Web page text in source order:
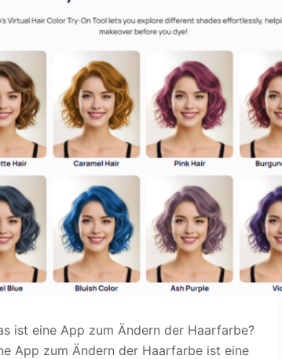
ist eine App zum Ändern der Haarfarbe?
App zum Ändern der Haarfarbe ist eine